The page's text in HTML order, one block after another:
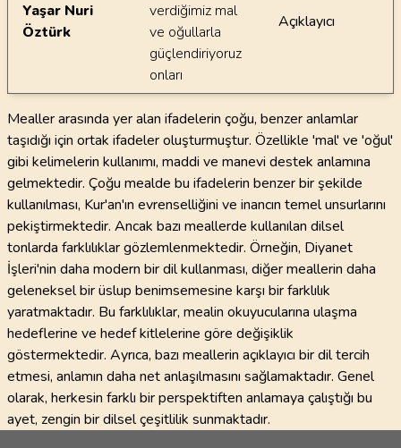
Yaşar Nuri
Öztürk
verdiğimiz mal
ve oğullarla
güçlendiriyoruz
onları
Açıklayıcı
Mealler arasında yer alan ifadelerin çoğu, benzer anlamlar
taşıdığı için ortak ifadeler oluşturmuştur. Özellikle 'mal' ve 'oğul'
gibi kelimelerin kullanımı, maddi ve manevi destek anlamına
gelmektedir. Çoğu mealde bu ifadelerin benzer bir şekilde
kullanılması, Kur'an'ın evrenselliğini ve inancın temel unsurlarını
pekiştirmektedir. Ancak bazı meallerde kullanılan dilsel
tonlarda farklılıklar gözlemlenmektedir. Örneğin, Diyanet
İşleri'nin daha modern bir dil kullanması, diğer meallerin daha
geleneksel bir üslup benimsemesine karşı bir farklılık
yaratmaktadır. Bu farklılıklar, mealin okuyucularına ulaşma
hedeflerine ve hedef kitlelerine göre değişiklik
göstermektedir. Ayrıca, bazı meallerin açıklayıcı bir dil tercih
etmesi, anlamın daha net anlaşılmasını sağlamaktadır. Genel
olarak, herkesin farklı bir perspektiften anlamaya çalıştığı bu
ayet, zengin bir dilsel çeşitlilik sunmaktadır.